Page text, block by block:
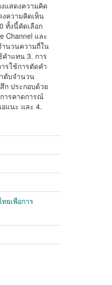
แสดงความคิด
ความคิดเห็น
ทั้งนี้คัดเลือก
Channel และ
นวนความถี่ใน
คำแทน 3. การ
รใช้การตัดคำ
ดับจำนวน
ก ประกอบด้วย
ารคาดการณ์
แนะ และ 4.
ยเพื่อการ